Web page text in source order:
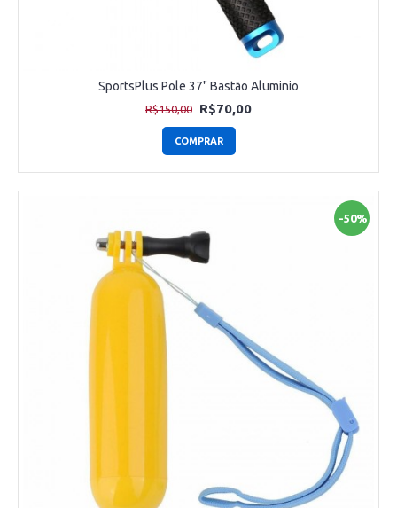
SportsPlus Pole 37" Bastão Aluminio
R$150,00 R$70,00
COMPRAR
-50%